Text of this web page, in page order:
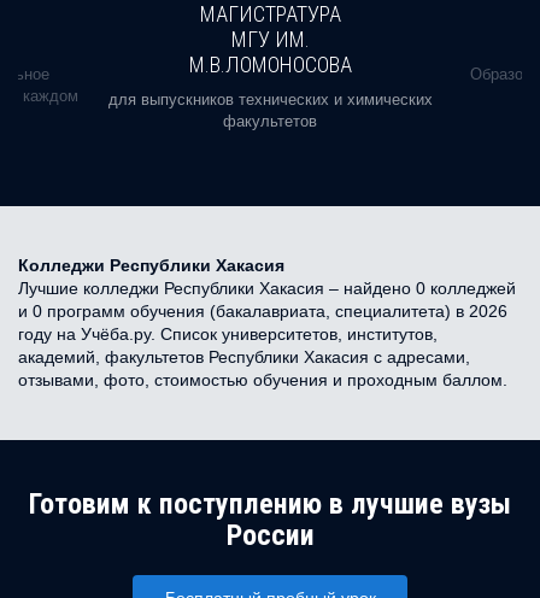
в каждом
МАГИСТРАТУРА
МГУ ИМ.
М.В.ЛОМОНОСОВА
для выпускников технических и химических
факультетов
Колледжи Республики Хакасия
Лучшие колледжи Республики Хакасия – найдено 0 колледжей
и 0 программ обучения (бакалавриата, специалитета) в 2026
году на Учёба.ру. Список университетов, институтов,
академий, факультетов Республики Хакасия с адресами,
отзывами, фото, стоимостью обучения и проходным баллом.
Готовим к поступлению в лучшие вузы
России